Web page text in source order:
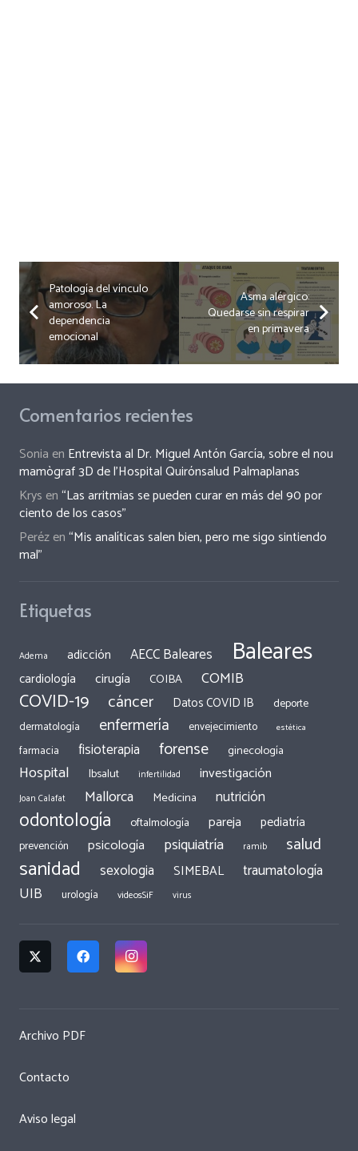
Patología del vínculo
amoroso. La
dependencia
emocional
Asma alérgico:
Quedarse sin respirar
en primavera
Comentarios recientes
Sonia en Entrevista al Dr. Miguel Antón García, sobre el nou
mamògraf 3D de l’Hospital Quirónsalud Palmaplanas
Krys en“Las arritmias se pueden curar en más del 90 por
ciento de los casos”
Perézen“Mis analíticas salen bien, pero me sigo sintiendo
mal”
Etiquetas
Adema adicción AECC Baleares Baleares
cardiología cirugía COIBA COMIB
COVID-19 cáncer Datos COVID IB
deporte
dermatología
enfermería envejecimiento estética
farmacia fisioterapia forense ginecología
Hospital Ibsalut infertilidad investigación
Joan Calafat Mallorca Medicina nutrición
odontología oftalmología pareja pediatría
prevención psicología psiquiatría ramib salud
sanidad sexologia SIMEBAL traumatología
UIB urología videosSiF virus
Archivo PDF
Contacto
Aviso legal